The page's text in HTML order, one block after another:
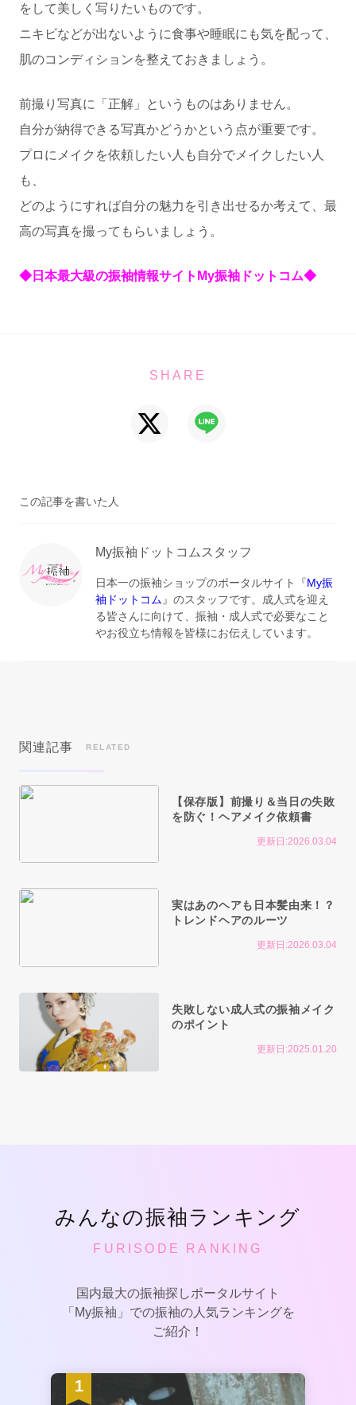
をして美しく写りたいものです。
ニキビなどが出ないように食事や睡眠にも気を配って、
肌のコンディションを整えておきましょう。
前撮り写真に「正解」というものはありません。
自分が納得できる写真かどうかという点が重要です。
プロにメイクを依頼したい人も自分でメイクしたい人
も、
どのようにすれば自分の魅力を引き出せるか考えて、最
高の写真を撮ってもらいましょう。
◆日本最大級の振袖情報サイトMy振袖ドットコム◆
SHARE
この記事を書いた人
My振袖ドットコムスタッフ
日本一の振袖ショップのポータルサイト『My振
袖ドットコム 』のスタッフです。成人式を迎え
る皆さんに向けて、振袖・成人式で必要なこと
やお役立ち情報を皆様にお伝えしています。
関連記事 RELATED
【保存版】前撮り＆当日の失敗
を防ぐ！ヘアメイク依頼書
更新日:2026.03.04
実はあのヘアも日本髪由来！？
トレンドヘアのルーツ
更新日:2026.03.04
失敗しない成人式の振袖メイク
のポイント
更新日:2025.01.20
みんなの振袖ランキング
FURISODE RANKING
国内最大の振袖探しポータルサイト
「My振袖」での振袖の人気ランキングを
ご紹介！
1